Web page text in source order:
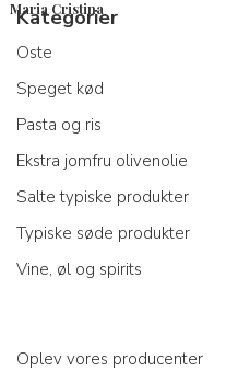
Maria Cristina
Kategorier
Oste
Speget kød
Pasta og ris
Ekstra jomfru olivenolie
Salte typiske produkter
Typiske søde produkter
Vine, øl og spirits
Oplev vores producenter